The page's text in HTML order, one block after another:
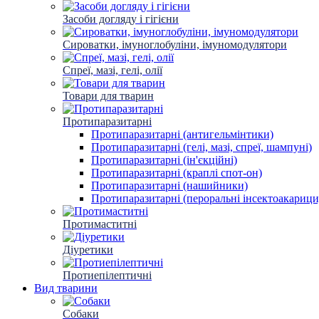
Засоби догляду і гігієни
Сироватки, імуноглобуліни, імуномодулятори
Спреї, мазі, гелі, олії
Товари для тварин
Протипаразитарні
Протипаразитарні (антигельмінтики)
Протипаразитарні (гелі, мазі, спреї, шампуні)
Протипаразитарні (ін'єкційні)
Протипаразитарні (краплі спот-он)
Протипаразитарні (нашийники)
Протипаразитарні (пероральні
Протимаститні
Діуретики
Протиепілептичні
Вид тварини
Собаки